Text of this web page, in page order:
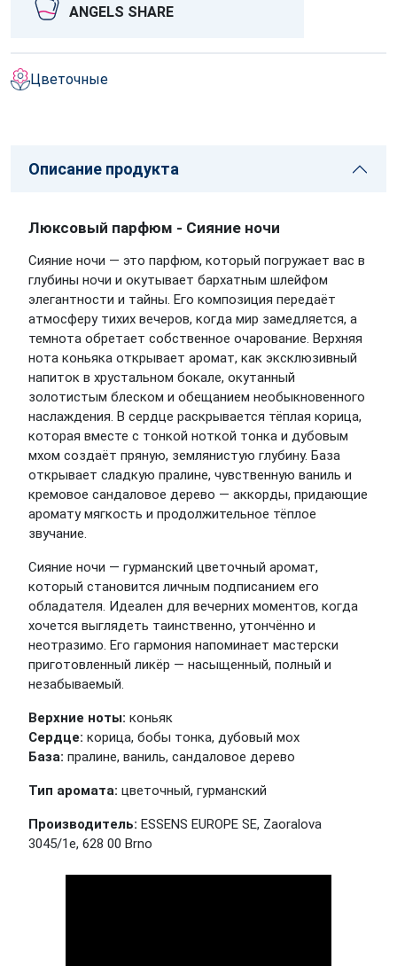
ANGELS SHARE
Цветочные
Описание продукта
Люксовый парфюм - Сияние ночи
Сияние ночи — это парфюм, который погружает вас в
глубины ночи и окутывает бархатным шлейфом
элегантности и тайны. Его композиция передаёт
атмосферу тихих вечеров, когда мир замедляется, а
темнота обретает собственное очарование. Верхняя
нота коньяка открывает аромат, как эксклюзивный
напиток в хрустальном бокале, окутанный
золотистым блеском и обещанием необыкновенного
наслаждения. В сердце раскрывается тёплая корица,
которая вместе с тонкой ноткой тонка и дубовым
мхом создаёт пряную, землянистую глубину. База
открывает сладкую пралине, чувственную ваниль и
кремовое сандаловое дерево — аккорды, придающие
аромату мягкость и продолжительное тёплое
звучание.
Сияние ночи — гурманский цветочный аромат,
который становится личным подписанием его
обладателя. Идеален для вечерних моментов, когда
хочется выглядеть таинственно, утончённо и
неотразимо. Его гармония напоминает мастерски
приготовленный ликёр — насыщенный, полный и
незабываемый.
Верхние ноты: коньяк
Сердце: корица, бобы тонка, дубовый мох
База: пралине, ваниль, сандаловое дерево
Тип аромата: цветочный, гурманский
Производитель: ESSENS EUROPE SE, Zaoralova
3045/1e, 628 00 Brno